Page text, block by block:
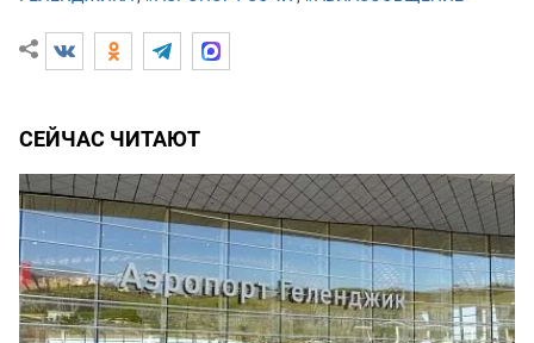
СЕЙЧАС ЧИТАЮТ